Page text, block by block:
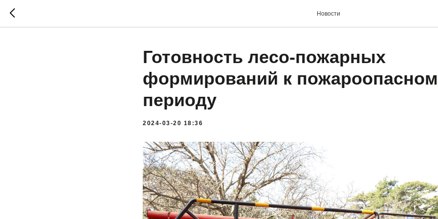
Новости
Готовность лесо-пожарных
формирований к
периоду
2024-03-20 18:36